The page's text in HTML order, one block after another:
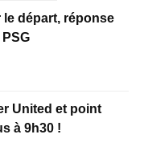
le départ, réponse
United et point
à 9h30 !